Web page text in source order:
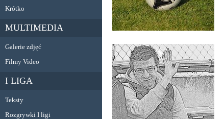
Krótko
MULTIMEDIA
Galerie zdjęć
Filmy Video
I LIGA
Teksty
Rozgrywki I ligi